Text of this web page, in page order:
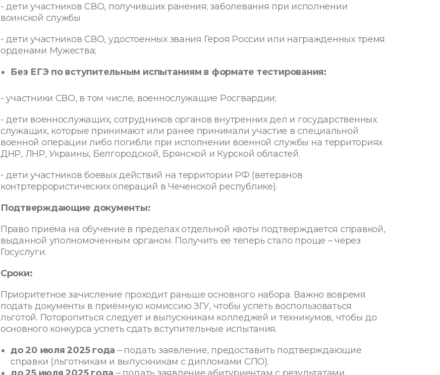
- дети участников СВО, получивших ранения; заболевания при исполнении
воинской службы
- дети участников СВО, удостоенных звания Героя России или награжденных тремя
орденами Мужества;
Без ЕГЭ по вступительным испытаниям в формате тестирования:
- участники СВО, в том числе, военнослужащие Росгвардии;
- дети военнослужащих, сотрудников органов внутренних дел и государственных
служащих, которые принимают или ранее принимали участие в специальной
военной операции либо погибли при исполнении военной службы на территориях
ДНР, ЛНР, Украины, Белгородской, Брянской и Курской областей.
- дети участников боевых действий на территории РФ (ветеранов
контртеррористических операций в Чеченской республике).
Подтверждающие документы:
Право приема на обучение в пределах отдельной квоты подтверждается справкой,
выданной уполномоченным органом. Получить ее теперь стало проще – через
Госуслуги.
Сроки:
Приоритетное зачисление проходит раньше основного набора. Важно вовремя
подать документы в приёмную комиссию ЗГУ, чтобы успеть воспользоваться
льготой. Поторопиться следует и выпускникам колледжей и техникумов, чтобы до
основного конкурса успеть сдать вступительные испытания.
до 20 июля 2025 года – подать заявление, предоставить подтверждающие
справки (льготникам и выпускникам с дипломами СПО).